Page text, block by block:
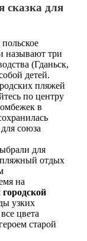
сказка для
называют три
(Гданьск,
детей.
пляжей
по центру
в
союза
для
пляжный отдых
на
узких
цвета
старой